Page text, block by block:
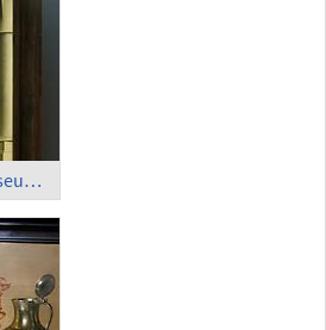
Amsterdam - Rijksmuseum; 'Interior of St. Bavos, Haarlem', Pieter Saenredam (1636)